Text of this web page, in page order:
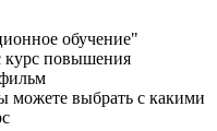
обучение"
курс повышения
можете выбрать с какими